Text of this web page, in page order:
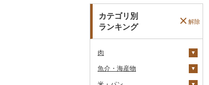
カテゴリ別
ランキング
解除
肉
牛肉（精肉）
魚介・海産物